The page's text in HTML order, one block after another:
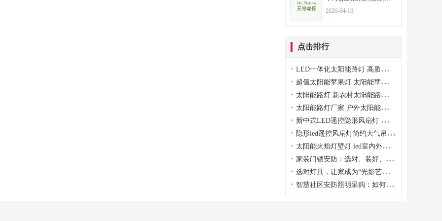
2026-04-16
点击排行
· LED一体化太阳能路灯 高质量草坪灯壁灯庭院灯
· 超值太阳能苹果灯 太阳能苹果灯生产厂家
· 太阳能路灯 新农村太阳能路灯供应
· 太阳能路灯厂家 户外太阳能路灯直销
· 新中式LED遥控隐形风扇灯 客厅卧室餐厅吸顶吊扇灯儿童蓝牙电吊扇
· 隐形led遥控风扇灯简约大气吊扇灯客厅卧室餐厅电风扇灯
· 太阳能火焰灯壁灯 led室内外防水投光灯太阳能庭院灯路灯
· 家装门锁安防：选对、装好、维护好，筑牢家庭安全防线
· 选对灯具，让家成为“光影艺术馆”
· 智慧社区安防照明采购：如何实现安全与节能的双重目标